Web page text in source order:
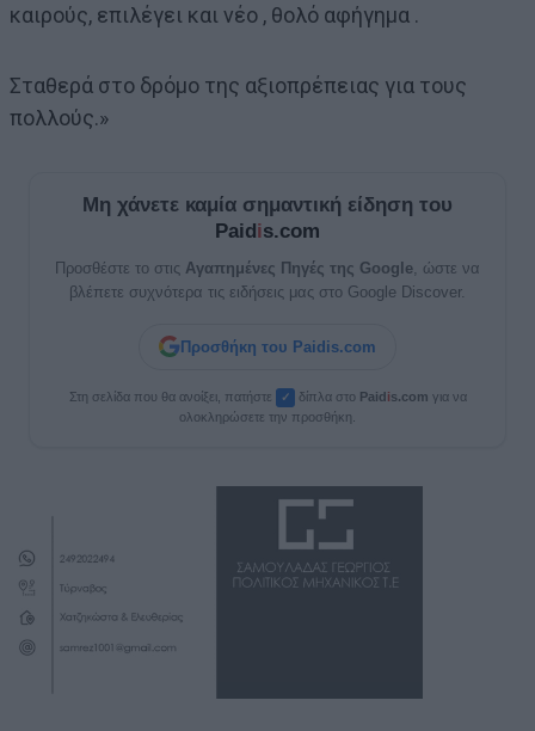
καιρούς, επιλέγει και νέο , θολό αφήγημα .
Σταθερά στο δρόμο της αξιοπρέπειας για τους
πολλούς.»
Μη χάνετε καμία σημαντική είδηση του
Paidis.com
Προσθέστε το στις Αγαπημένες Πηγές της Google , ώστε να
βλέπετε συχνότερα τις ειδήσεις μας στο Google Discover.
Προσθήκη του Paidis.com
Στη σελίδα που θα ανοίξει, πατήστε ✓ δίπλα στο Paidis.com για να
ολοκληρώσετε την προσθήκη.